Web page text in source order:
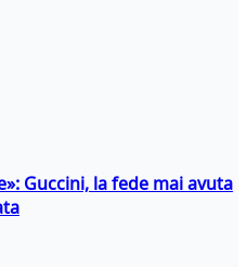
Guccini, la fede mai avuta